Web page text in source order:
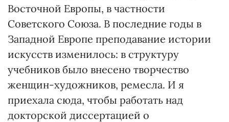
Восточной Европы, в частности
Советского Союза. В последние годы в
Западной Европе преподавание истории
искусств изменилось: в структуру
учебников было внесено творчество
женщин-художников, ремесла. И я
приехала сюда, чтобы работать над
докторской диссертацией о